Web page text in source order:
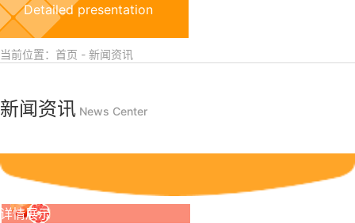
Detailed presentation
当前位置：首页 - 新闻资讯
新闻资讯 News Center
详情展示